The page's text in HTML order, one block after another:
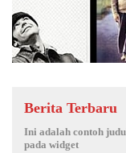
Berita Terbaru
Ini adalah contoh
pada widget